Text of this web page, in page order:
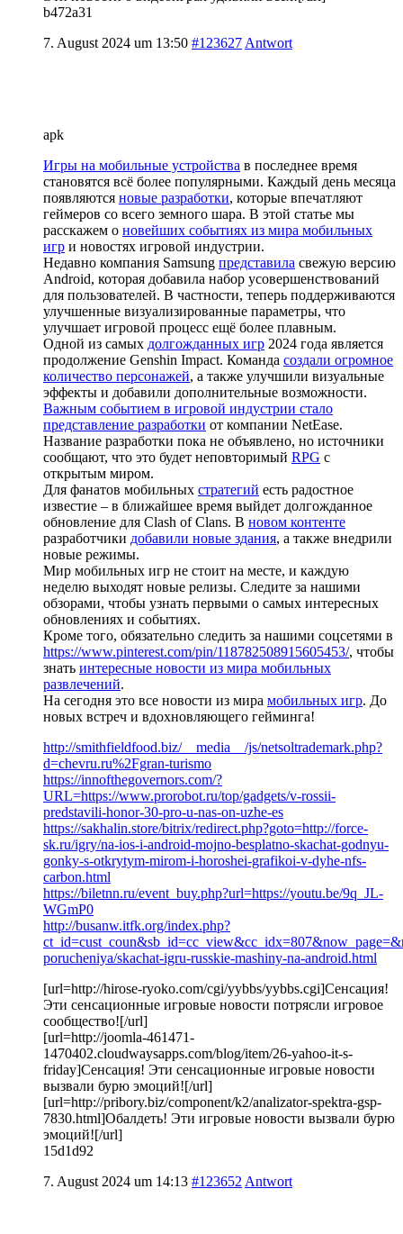
b472a31
7. August 2024 um 13:50 #123627 Antwort
apk
Игры на мобильные устройства в последнее время
становятся всё более популярными. Каждый день месяца
появляются новые разработки, которые впечатляют
геймеров со всего земного шара. В этой статье мы
расскажем о новейших событиях из мира мобильных
игр и новостях игровой индустрии.
Недавно компания Samsung представила свежую версию
Android, которая добавила набор усовершенствований
для пользователей. В частности, теперь поддерживаются
улучшенные визуализированные параметры, что
улучшает игровой процесс ещё более плавным.
Одной из самых долгожданных игр 2024 года является
продолжение Genshin Impact. Команда создали огромное
количество персонажей, а также улучшили визуальные
эффекты и добавили дополнительные возможности.
Важным событием в игровой индустрии стало
представление разработки от компании NetEase.
Название разработки пока не объявлено, но источники
сообщают, что это будет неповторимый RPG с
открытым миром.
Для фанатов мобильных стратегий есть радостное
известие – в ближайшее время выйдет долгожданное
обновление для Clash of Clans. В новом контенте
разработчики добавили новые здания, а также внедрили
новые режимы.
Мир мобильных игр не стоит на месте, и каждую
неделю выходят новые релизы. Следите за нашими
обзорами, чтобы узнать первыми о самых интересных
обновлениях и событиях.
Кроме того, обязательно следить за нашими соцсетями в
https://www.pinterest.com/pin/118782508915605453/, чтобы
знать интересные новости из мира мобильных
развлечений.
На сегодня это все новости из мира мобильных игр. До
новых встреч и вдохновляющего гейминга!
http://smithfieldfood.biz/__media__/js/netsoltrademark.php?
d=chevru.ru%2Fgran-turismo
https://innofthegovernors.com/?
URL=https://www.prorobot.ru/top/gadgets/v-rossii-
predstavili-honor-30-pro-u-nas-on-uzhe-es
https://sakhalin.store/bitrix/redirect.php?goto=http://force-
sk.ru/igry/na-ios-i-android-mojno-besplatno-skachat-godnyu-
gonky-s-otkrytym-mirom-i-horoshei-grafikoi-v-dyhe-nfs-
carbon.html
https://biletnn.ru/event_buy.php?url=https://youtu.be/9q_JL-
WGmP0
http://busanw.itfk.org/index.php?
porucheniya/skachat-igru-russkie-mashiny-na-android.html
[url=http://hirose-ryoko.com/cgi/yybbs/yybbs.cgi]Сенсация!
Эти сенсационные игровые новости потрясли игровое
сообщество![/url]
[url=http://joomla-461471-
1470402.cloudwaysapps.com/blog/item/26-yahoo-it-s-
friday]Сенсация! Эти сенсационные игровые новости
вызвали бурю эмоций![/url]
[url=http://pribory.biz/component/k2/analizator-spektra-gsp-
7830.html]Обалдеть! Эти игровые новости вызвали бурю
эмоций![/url]
15d1d92
7. August 2024 um 14:13 #123652 Antwort